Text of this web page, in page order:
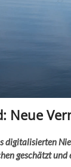
Neue
digitalisierten
geschätzt